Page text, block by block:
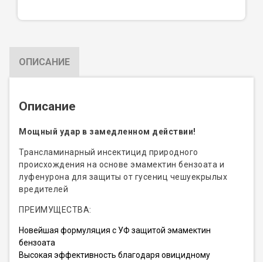
ОПИСАНИЕ
Описание
Мощный удар в замедленном действии!
Трансламинарный инсектицид природного
происхождения на основе эмамектин бензоата и
луфенурона для защиты от гусениц чешуекрылых
вредителей
ПРЕИМУЩЕСТВА:
Новейшая формуляция с УФ защитой эмамектин
бензоата
Высокая эффективность благодаря овицидному